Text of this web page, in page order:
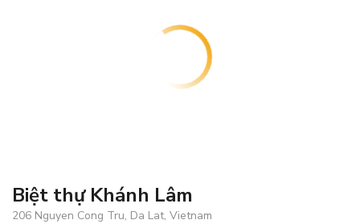
Biệt thự Khánh Lâm
206 Nguyen Cong Tru, Da Lat, Vietnam